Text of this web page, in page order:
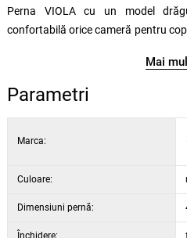
Perna VIOLA cu un model
confortabilă orice cameră pentru
Umplutură separată, formată
nețesută.
prevăzută cu fermoar pentru
modelului, fiecare husă poate fi
Mai
Parametri
Marca:
Culoare:
Dimensiuni pernă:
Închidere: